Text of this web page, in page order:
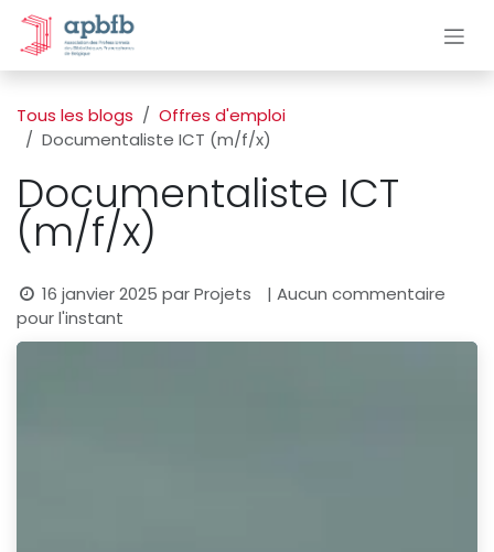
Se rendre au contenu
Tous les blogs
Offres d'emploi
Documentaliste ICT (m/f/x)
Documentaliste ICT
(m/f/x)
16 janvier 2025 parProjets
| Aucun commentaire
pour l'instant